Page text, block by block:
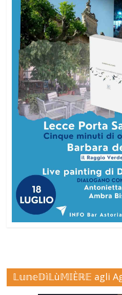
𝕃𝕦𝕟𝕖𝔻ì𝕃ù𝕄𝕀Èℝ𝔼 agli